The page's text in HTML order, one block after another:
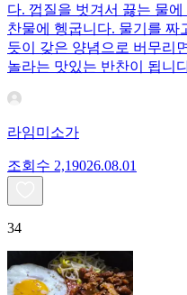
다. 껍질을 벗겨서 끓는 물
찬물에 헹굽니다. 물기를 짜
듯이 갖은 양념으로 버무리
놀라는 맛있는 반찬이 됩니
라임미소가
조회수 2,19026.08.01
34